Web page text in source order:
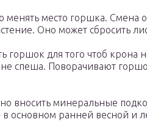
менять место горшка. Смена
Оно может сбросить
горшок для того чтоб крона
спеша. Поворачивают
вносить минеральные
в основном ранней весной и